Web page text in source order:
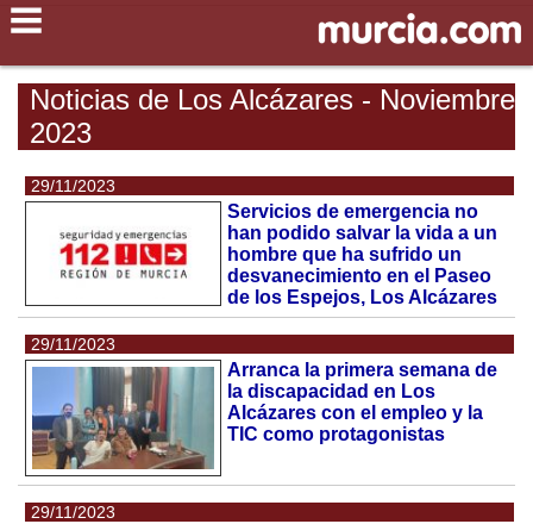
Noticias de Los Alcázares - Noviembre
2023
29/11/2023
Servicios de emergencia no
han podido salvar la vida a un
hombre que ha sufrido un
desvanecimiento en el Paseo
de los Espejos, Los Alcázares
29/11/2023
Arranca la primera semana de
la discapacidad en Los
Alcázares con el empleo y la
TIC como protagonistas
29/11/2023